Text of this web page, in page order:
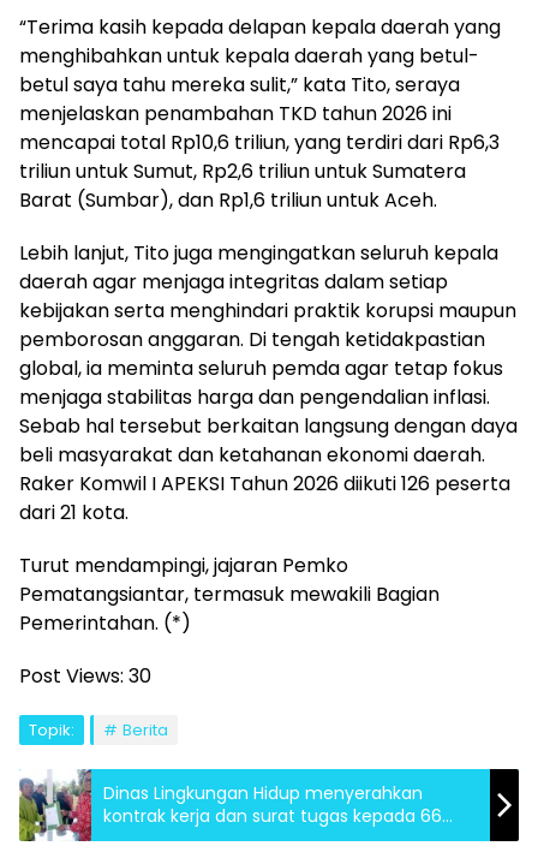
“Terima kasih kepada delapan kepala daerah yang
menghibahkan untuk kepala daerah yang betul-
betul saya tahu mereka sulit,” kata Tito, seraya
menjelaskan penambahan TKD tahun 2026 ini
mencapai total Rp10,6 triliun, yang terdiri dari Rp6,3
triliun untuk Sumut, Rp2,6 triliun untuk Sumatera
Barat (Sumbar), dan Rp1,6 triliun untuk Aceh.
Lebih lanjut, Tito juga mengingatkan seluruh kepala
daerah agar menjaga integritas dalam setiap
kebijakan serta menghindari praktik korupsi maupun
pemborosan anggaran. Di tengah ketidakpastian
global, ia meminta seluruh pemda agar tetap fokus
menjaga stabilitas harga dan pengendalian inflasi.
Sebab hal tersebut berkaitan langsung dengan daya
beli masyarakat dan ketahanan ekonomi daerah.
Raker Komwil I APEKSI Tahun 2026 diikuti 126 peserta
dari 21 kota.
Turut mendampingi, jajaran Pemko
Pematangsiantar, termasuk mewakili Bagian
Pemerintahan. (*)
Post Views: 30
Topik: Berita
Dinas Lingkungan Hidup menyerahkan
kontrak kerja dan surat tugas kepada 66
orang